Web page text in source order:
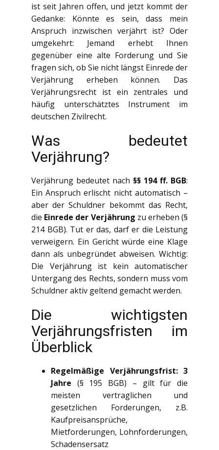
ist seit Jahren offen, und jetzt kommt der
Gedanke: Könnte es sein, dass mein
Anspruch inzwischen verjährt ist? Oder
umgekehrt: Jemand erhebt Ihnen
gegenüber eine alte Forderung und Sie
fragen sich, ob Sie nicht längst Einrede der
Verjährung erheben können. Das
Verjährungsrecht ist ein zentrales und
häufig unterschätztes Instrument im
deutschen Zivilrecht.
Was bedeutet
Verjährung?
Verjährung bedeutet nach §§ 194 ff. BGB:
Ein Anspruch erlischt nicht automatisch –
aber der Schuldner bekommt das Recht,
die Einrede der Verjährung zu erheben (§
214 BGB). Tut er das, darf er die Leistung
verweigern. Ein Gericht würde eine Klage
dann als unbegründet abweisen. Wichtig:
Die Verjährung ist kein automatischer
Untergang des Rechts, sondern muss vom
Schuldner aktiv geltend gemacht werden.
Die wichtigsten
Verjährungsfristen im
Überblick
Regelmäßige Verjährungsfrist: 3
Jahre (§ 195 BGB) – gilt für die
meisten vertraglichen und
gesetzlichen Forderungen, z.B.
Kaufpreisansprüche,
Mietforderungen, Lohnforderungen,
Schadensersatz